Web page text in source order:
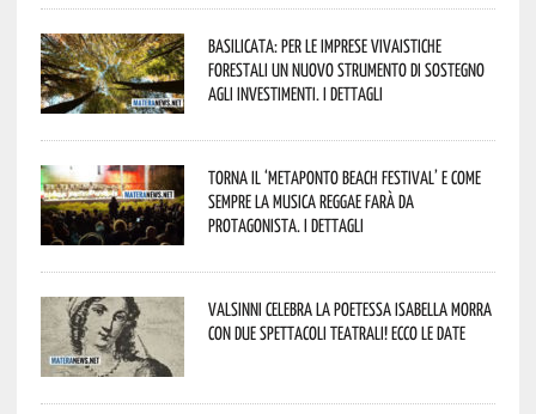
Basilicata: per le imprese vivaistiche
forestali un nuovo strumento di sostegno
agli investimenti. I dettagli
Torna il ‘Metaponto beach festival’ e come
sempre la musica reggae farà da
protagonista. I dettagli
Valsinni celebra la poetessa Isabella Morra
con due spettacoli teatrali! Ecco le date